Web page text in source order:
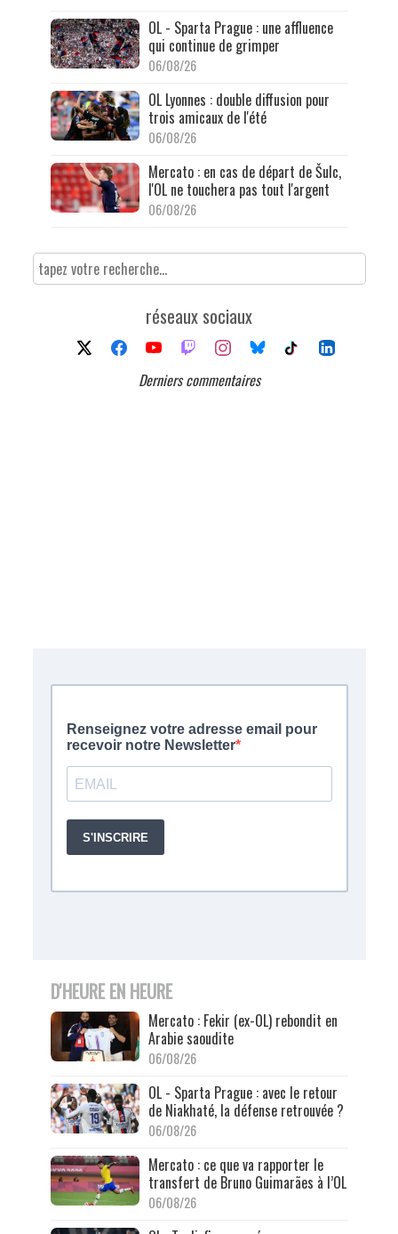
OL - Sparta Prague : une affluence
qui continue de grimper
06/08/26
OL Lyonnes : double diffusion pour
trois amicaux de l'été
06/08/26
Mercato : en cas de départ de Šulc,
l'OL ne touchera pas tout l'argent
06/08/26
réseaux sociaux
Derniers commentaires
D'HEURE EN HEURE
Mercato : Fekir (ex-OL) rebondit en
Arabie saoudite
06/08/26
OL - Sparta Prague : avec le retour
de Niakhaté, la défense retrouvée ?
06/08/26
Mercato : ce que va rapporter le
transfert de Bruno Guimarães à l’OL
06/08/26